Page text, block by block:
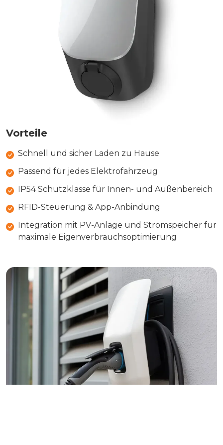
Vorteile
Schnell und sicher Laden zu Hause
Passend für jedes Elektrofahrzeug
IP54 Schutzklasse für Innen- und Außenbereich
RFID-Steuerung & App-Anbindung
Integration mit PV-Anlage und Stromspeicher für
maximale Eigenverbrauchsoptimierung